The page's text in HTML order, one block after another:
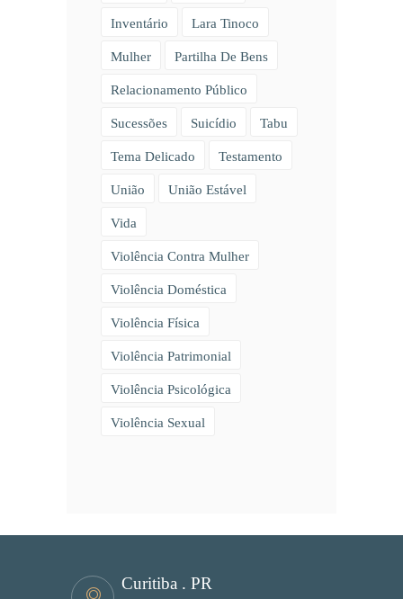
Inventário Lara Tinoco
Mulher Partilha De Bens
Relacionamento Público
Sucessões Suicídio Tabu
Tema Delicado Testamento
União União Estável
Vida
Violência Contra Mulher
Violência Doméstica
Violência Física
Violência Patrimonial
Violência Psicológica
Violência Sexual
Curitiba . PR